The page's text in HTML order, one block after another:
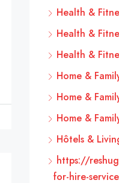
Health &
Health &
Health &
Home &
Home &
Home &
Hôtels &
https://
for-hire-